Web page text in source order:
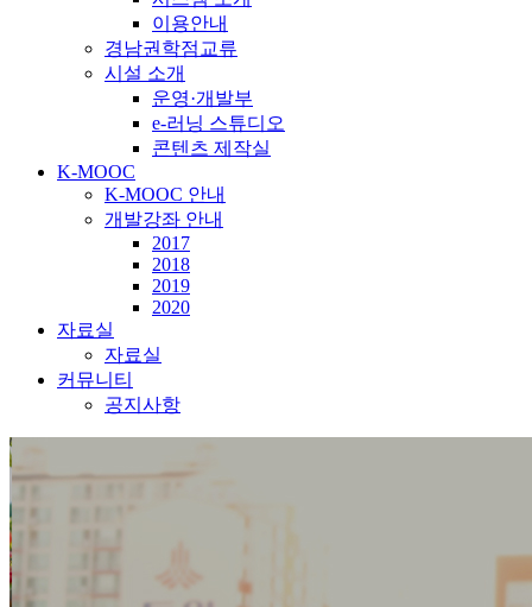
이용안내
경남권학점교류
시설 소개
운영·개발부
e-러닝 스튜디오
콘텐츠 제작실
K-MOOC
K-MOOC 안내
개발강좌 안내
2017
2018
2019
2020
자료실
자료실
커뮤니티
공지사항